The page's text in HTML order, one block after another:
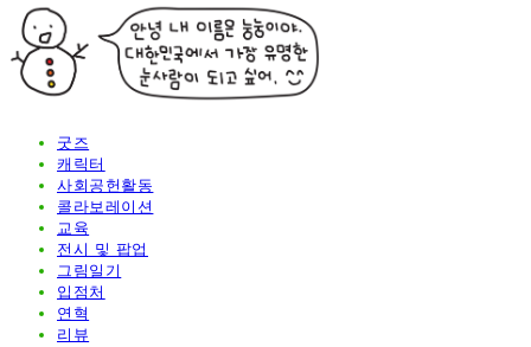
굿즈
캐릭터
사회공헌활동
콜라보레이션
교육
전시 및 팝업
그림일기
입점처
연혁
리뷰